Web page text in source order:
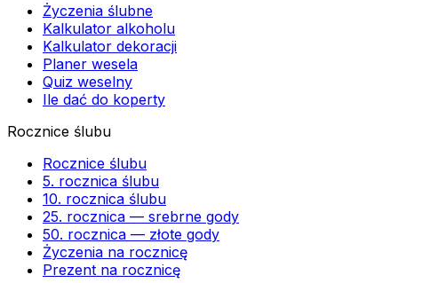
Życzenia ślubne
Kalkulator alkoholu
Kalkulator dekoracji
Planer wesela
Quiz weselny
Ile dać do koperty
Rocznice ślubu
Rocznice ślubu
5. rocznica ślubu
10. rocznica ślubu
25. rocznica — srebrne gody
50. rocznica — złote gody
Życzenia na rocznicę
Prezent na rocznicę